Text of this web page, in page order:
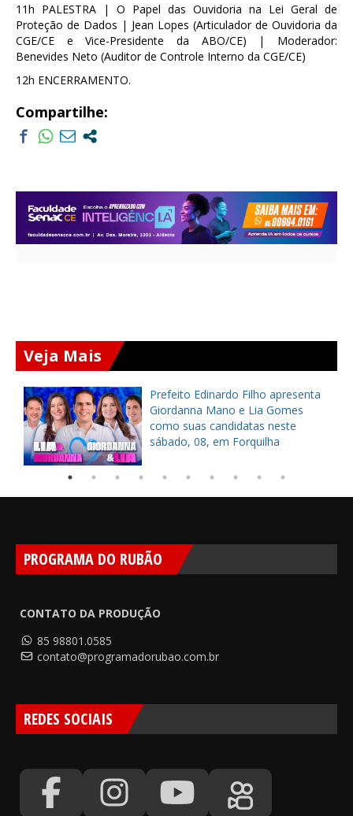
11h PALESTRA | O Papel das Ouvidoria na Lei Geral de
Proteção de Dados | Jean Lopes (Articulador de Ouvidoria da
CGE/CE e Vice-Presidente da ABO/CE) | Moderador:
Benevides Neto (Auditor de Controle Interno da CGE/CE)
12h ENCERRAMENTO.
Compartilhe:
Veja Mais
Prefeito Edinardo Filho apresenta
Giordanna Mano e Lia Gomes
como suas candidatas neste
sábado, 08, em Forquilha
PROGRAMA DO RUBÃO
CONTATO DA PRODUÇÃO
85 98801.0585
contato@programadorubao.com.br
REDES SOCIAIS